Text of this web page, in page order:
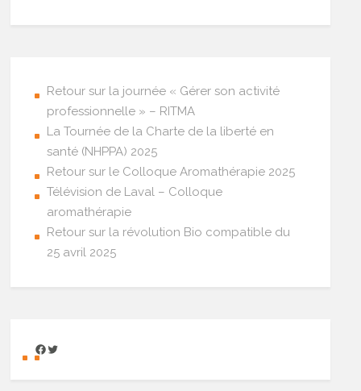
Retour sur la journée « Gérer son activité
professionnelle » – RITMA
La Tournée de la Charte de la liberté en
santé (NHPPA) 2025
Retour sur le Colloque Aromathérapie 2025
Télévision de Laval – Colloque
aromathérapie
Retour sur la révolution Bio compatible du
25 avril 2025